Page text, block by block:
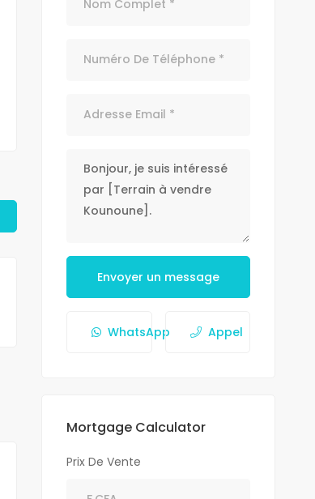
Envoyer un message
WhatsApp Appel
Mortgage Calculator
Prix De Vente